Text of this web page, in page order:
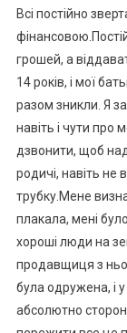
Всі постійно
грошей, а
14 років, і мої
разом зникли. Я
навіть і чути про
дзвонити, щоб
родичі, навіть не
трубку.Мене
плакала, мені
хороші люди на
продавщиця з
була одружена, і у
абсолютно